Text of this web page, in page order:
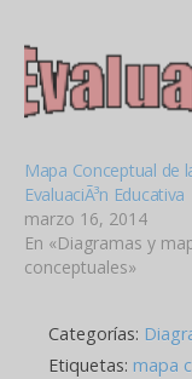
Mapa Conceptual de
EvaluaciÃ³n Educativa
marzo 16, 2014
En «Diagramas y
conceptuales»
Categorías:
Etiquetas: mapa